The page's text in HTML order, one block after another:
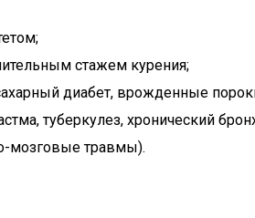
стажем курения;
диабет, врожденные
туберкулез, хронический
мозговые травмы).